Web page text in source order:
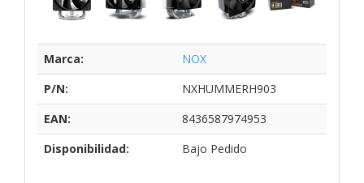
Marca:
NOX
P/N:
NXHUMMERH903
EAN:
8436587974953
Disponibilidad:
Bajo Pedido